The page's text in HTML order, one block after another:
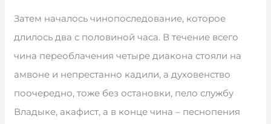
Затем началось чинопоследование, которое
длилось два с половиной часа. В течение всего
чина переоблачения четыре диакона стояли на
амвоне и непрестанно кадили, а духовенство
поочередно, тоже без остановки, пело службу
Владыке, акафист, а в конце чина – песнопения